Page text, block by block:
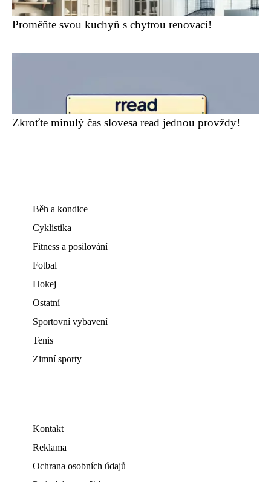
Proměňte svou kuchyň s chytrou renovací!
Zkroťte minulý čas slovesa read jednou provždy!
Běh a kondice
Cyklistika
Fitness a posilování
Fotbal
Hokej
Ostatní
Sportovní vybavení
Tenis
Zimní sporty
Kontakt
Reklama
Ochrana osobních údajů